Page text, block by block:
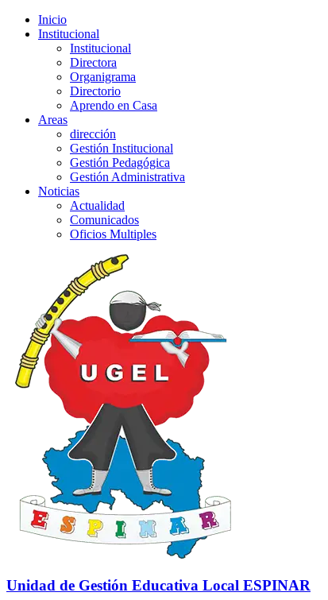
Inicio
Institucional
Institucional
Directora
Organigrama
Directorio
Aprendo en Casa
Areas
dirección
Gestión Institucional
Gestión Pedagógica
Gestión Administrativa
Noticias
Actualidad
Comunicados
Oficios Multiples
Unidad de Gestión Educativa Local ESPINAR